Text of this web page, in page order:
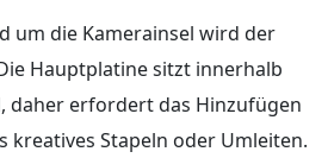
um die Kamerainsel wird der
Hauptplatine sitzt innerhalb
daher erfordert das Hinzufügen
kreatives Stapeln oder Umleiten.